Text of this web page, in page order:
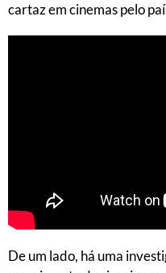
cartaz em cinemas pelo
De um lado, há uma